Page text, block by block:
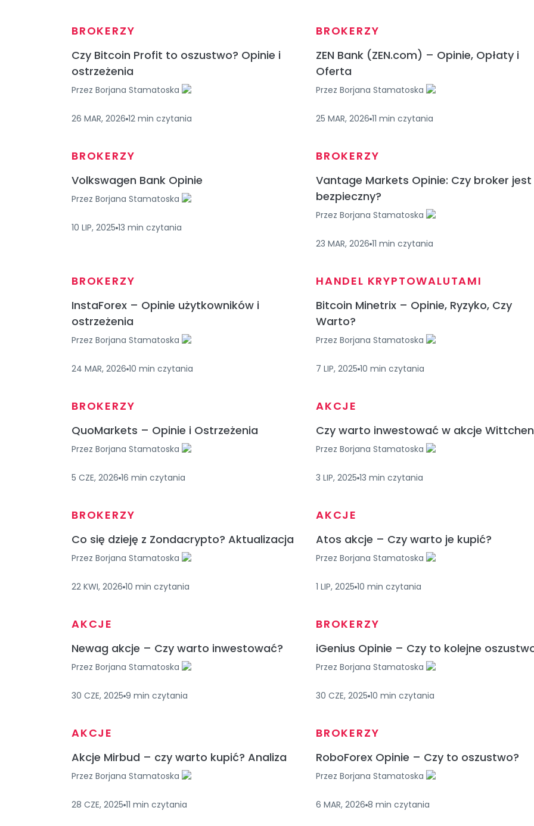
BROKERZY
Czy Bitcoin Profit to oszustwo? Opinie i
ostrzeżenia
Przez Borjana Stamatoska
26 MAR, 2026 12 min czytania
BROKERZY
ZEN Bank (ZEN.com) – Opinie, Opłaty i
Oferta
Przez Borjana Stamatoska
25 MAR, 2026 11 min czytania
BROKERZY
Volkswagen Bank Opinie
Przez Borjana Stamatoska
10 LIP, 2025 13 min czytania
BROKERZY
Vantage Markets Opinie: Czy broker jest
bezpieczny?
Przez Borjana Stamatoska
23 MAR, 2026 11 min czytania
BROKERZY
InstaForex – Opinie użytkowników i
ostrzeżenia
Przez Borjana Stamatoska
24 MAR, 2026 10 min czytania
HANDEL KRYPTOWALUTAMI
Bitcoin Minetrix – Opinie, Ryzyko, Czy
Warto?
Przez Borjana Stamatoska
7 LIP, 2025 10 min czytania
BROKERZY
QuoMarkets – Opinie i Ostrzeżenia
Przez Borjana Stamatoska
5 CZE, 2026 16 min czytania
AKCJE
Czy warto inwestować w akcje
Przez Borjana Stamatoska
3 LIP, 2025 13 min czytania
BROKERZY
Co się dzieję z Zondacrypto? Aktualizacja
Przez Borjana Stamatoska
22 KWI, 2026 10 min czytania
AKCJE
Atos akcje – Czy warto je kupić?
Przez Borjana Stamatoska
1 LIP, 2025 10 min czytania
AKCJE
Newag akcje – Czy warto inwestować?
Przez Borjana Stamatoska
30 CZE, 2025 9 min czytania
BROKERZY
iGenius Opinie – Czy to kolejne
Przez Borjana Stamatoska
30 CZE, 2025 10 min czytania
AKCJE
Akcje Mirbud – czy warto kupić? Analiza
Przez Borjana Stamatoska
28 CZE, 2025 11 min czytania
BROKERZY
RoboForex Opinie – Czy to oszustwo?
Przez Borjana Stamatoska
6 MAR, 2026 8 min czytania